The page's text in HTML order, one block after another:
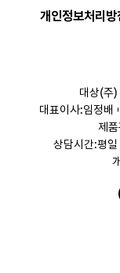
개인정보처리방
대상(주)
대표이사:임정배
제
상담시간:평